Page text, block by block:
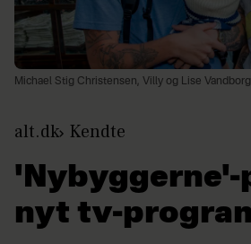
Michael Stig Christensen, Villy og Lise Vandborg
alt.dk Kendte
'Nybyggerne'-
nyt tv-